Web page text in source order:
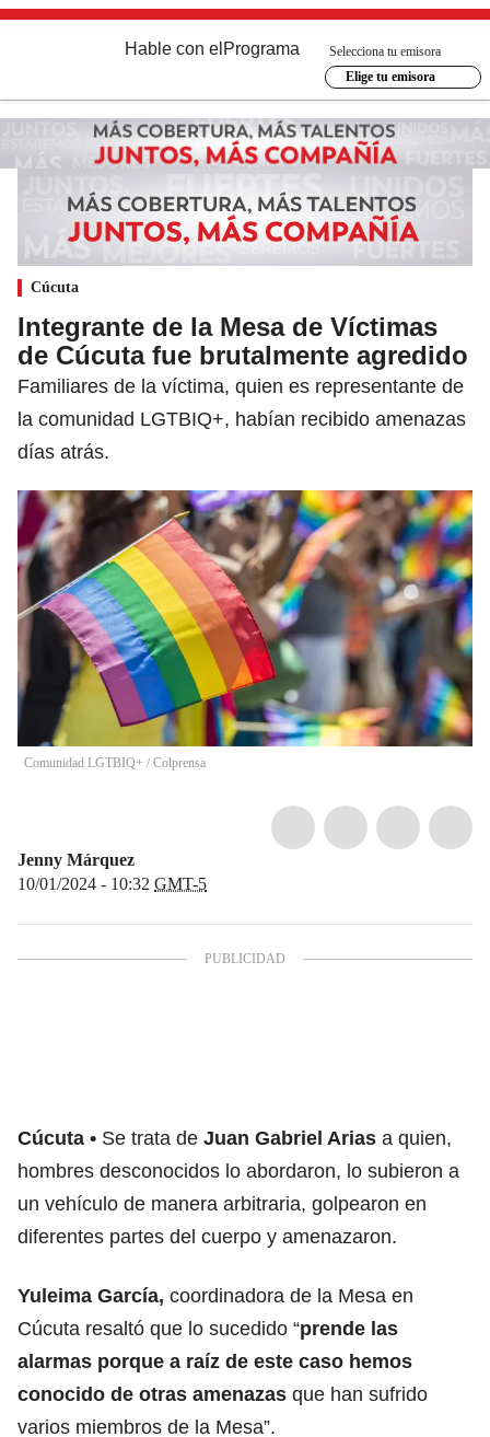
Hable con el Programa
Selecciona tu emisora
Elige tu emisora
Cúcuta
Integrante de la Mesa de Víctimas
de Cúcuta fue brutalmente agredido
Familiares de la víctima, quien es representante de
la comunidad LGTBIQ+, habían recibido amenazas
días atrás.
Comunidad LGTBIQ+ / Colprensa
Jenny Márquez
10/01/2024 - 10:32 GMT-5
Cúcuta Se trata de Juan Gabriel Arias a quien,
hombres desconocidos lo abordaron, lo subieron a
un vehículo de manera arbitraria, golpearon en
diferentes partes del cuerpo y amenazaron.
Yuleima García, coordinadora de la Mesa en
Cúcuta resaltó que lo sucedido “prende las
alarmas porque a raíz de este caso hemos
conocido de otras amenazas que han sufrido
varios miembros de la Mesa”.